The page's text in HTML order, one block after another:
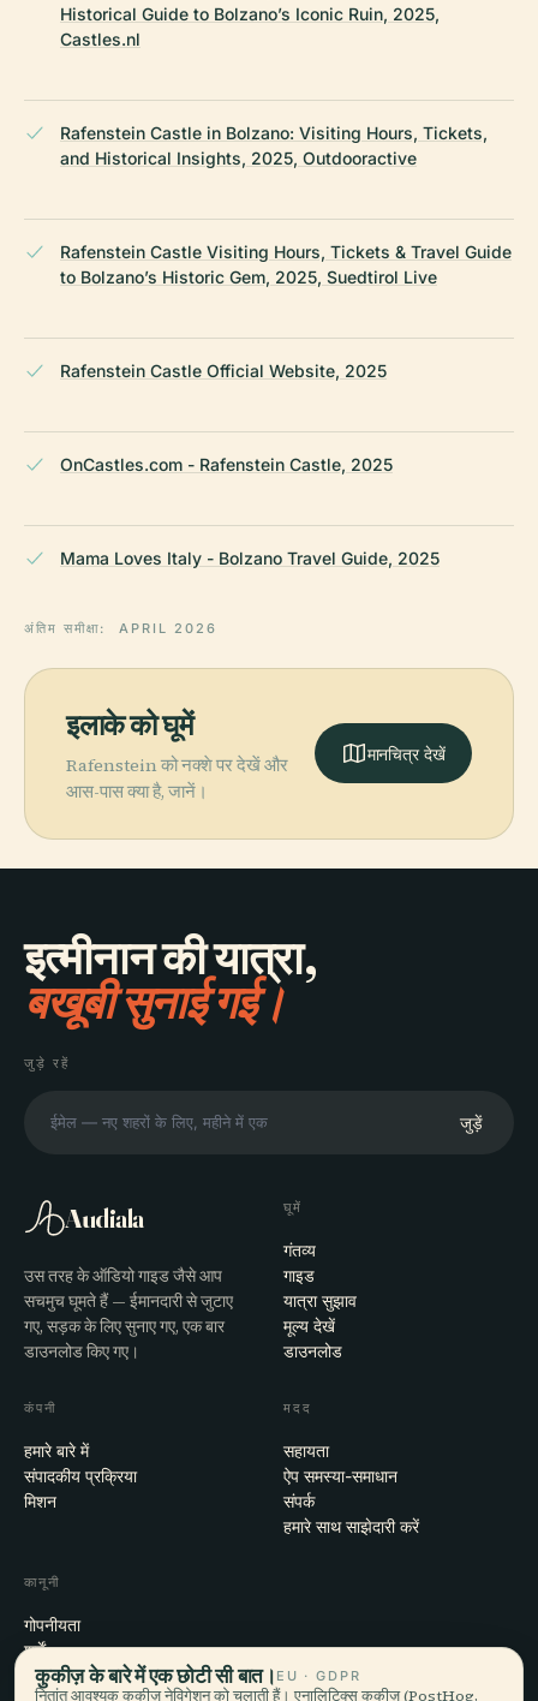
Historical Guide to Bolzano’s Iconic Ruin, 2025,
Castles.nl
Rafenstein Castle in Bolzano: Visiting Hours, Tickets,
and Historical Insights, 2025, Outdooractive
Rafenstein Castle Visiting Hours, Tickets & Travel Guide
to Bolzano’s Historic Gem, 2025, Suedtirol Live
Rafenstein Castle Official Website, 2025
OnCastles.com - Rafenstein Castle, 2025
Mama Loves Italy - Bolzano Travel Guide, 2025
अंतिम समीक्षा: APRIL 2026
इलाके को घूमें
Rafenstein को नक्शे पर देखें और
आस-पास क्या है, जानें।
मानचित्र देखें
इत्मीनान की यात्रा,
बखूबी सुनाई गई।
जुड़े रहें
जुड़ें
Audiala
उस तरह के ऑडियो गाइड जैसे आप
सचमुच घूमते हैं — ईमानदारी से जुटाए
गए, सड़क के लिए सुनाए गए, एक बार
डाउनलोड किए गए।
घूमें
गंतव्य
गाइड
यात्रा सुझाव
मूल्य देखें
डाउनलोड
कंपनी
हमारे बारे में
संपादकीय प्रक्रिया
मिशन
मदद
सहायता
ऐप समस्या-समाधान
संपर्क
हमारे साथ साझेदारी करें
कानूनी
गोपनीयता
शर्तें
कुकी सेटिंग्स
कुकीज़ के बारे में एक छोटी सी बात। EU · GDPR
नितांत आवश्यक कुकीज़ नेविगेशन को चलाती हैं। एनालिटिक्स कुकीज़ (PostHog,